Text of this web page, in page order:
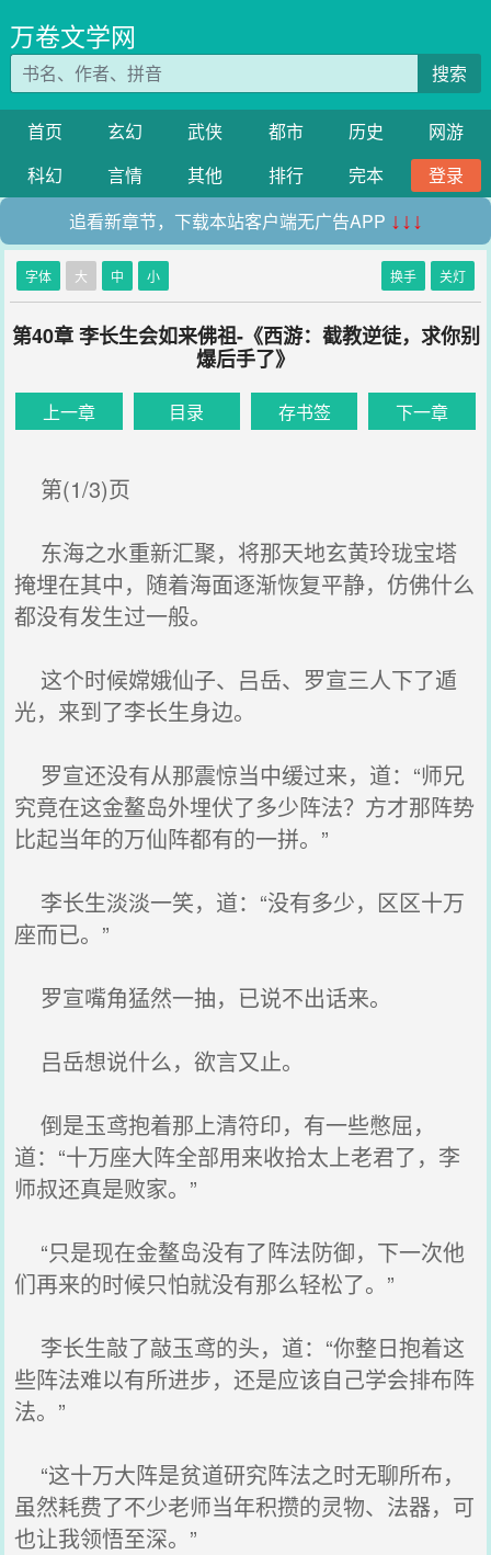
万卷文学网
搜索
首页 玄幻 武侠 都市 历史
网游
科幻
言情 其他 排行 完本
登录
追看新章节，下载本站客户端无广告APP ↓↓↓
字体 大 中 小 换手 关灯
第40章 李长生会如来佛祖-《西游：截教逆徒，求你别
爆后手了》
上一章 目录 存书签 下一章
第(1/3)页
东海之水重新汇聚，将那天地玄黄玲珑宝塔
掩埋在其中，随着海面逐渐恢复平静，仿佛什么
都没有发生过一般。
这个时候嫦娥仙子、吕岳、罗宣三人下了遁
光，来到了李长生身边。
罗宣还没有从那震惊当中缓过来，道：“师兄
究竟在这金鳌岛外埋伏了多少阵法？方才那阵势
比起当年的万仙阵都有的一拼。”
李长生淡淡一笑，道：“没有多少，区区十万
座而已。”
罗宣嘴角猛然一抽，已说不出话来。
吕岳想说什么，欲言又止。
倒是玉鸢抱着那上清符印，有一些憋屈，
道：“十万座大阵全部用来收拾太上老君了，李
师叔还真是败家。”
“只是现在金鳌岛没有了阵法防御，下一次他
们再来的时候只怕就没有那么轻松了。”
李长生敲了敲玉鸢的头，道：“你整日抱着这
些阵法难以有所进步，还是应该自己学会排布阵
法。”
“这十万大阵是贫道研究阵法之时无聊所布，
虽然耗费了不少老师当年积攒的灵物、法器，可
也让我领悟至深。”